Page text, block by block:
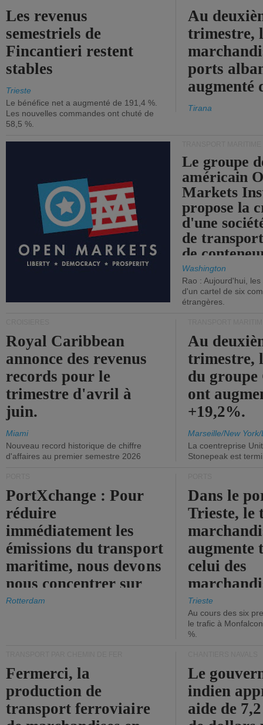
Les revenus
semestriels de
Fincantieri restent
stables
Trieste
Le bénéfice net a augmenté de 191,4 %.
Les nouvelles commandes ont chuté de
58,5 %.
Au
trimestre,
ports
augmenté
Tirana
Le groupe
américain
Markets
propose la
d'une
de
de
Washington
Rao : Aujourd'hui,
d'un cartel de six
étrangères.
Royal Caribbean
annonce des revenus
records pour le
trimestre d'avril à
juin.
Miami
Nouveau record historique de chiffre
d'affaires au premier semestre 2026
Au
trimestre,
du
ont
+19,2%.
Marseille/New
La coentreprise
Stonepeak est
PortXchange : Pour
réduire
immédiatement les
émissions du transport
maritime, nous devons
nous concentrer sur
les ports.
Rotterdam
Dans le
Trieste, le
augmente
celui des
diminue.
Trieste
Au cours des six
le trafic à
%.
Fermerci, la
production de
transport ferroviaire
Le
indien
aide de